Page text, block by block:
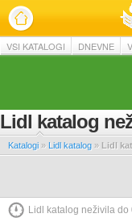
VSI KATALOGI DNEVNE
Lidl katalog
Katalogi » Lidl katalog » Lidl
Lidl katalog neživila